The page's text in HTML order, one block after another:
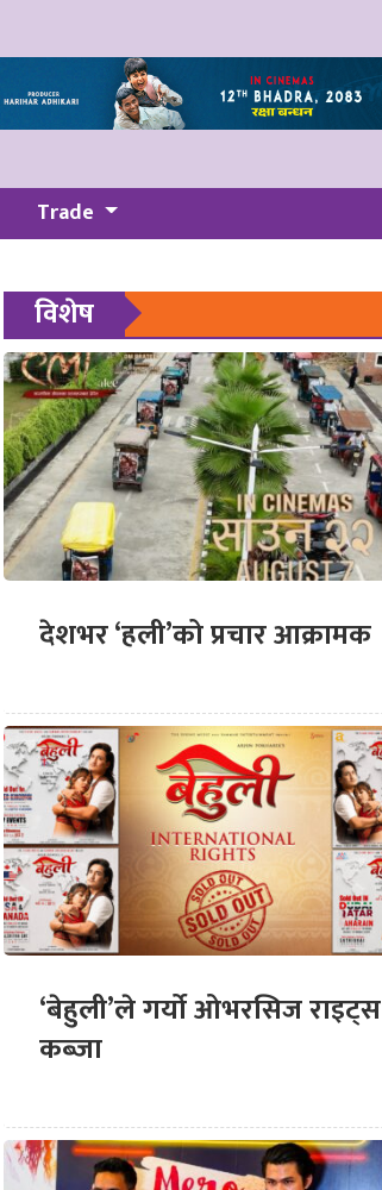
Trade
विशेष
देशभर ‘हली’को प्रचार आक्रामक
‘बेहुली’ले गर्यो ओभरसिज राइट्स
कब्जा